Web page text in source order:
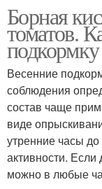
цветов
Кислота для
Кислота в
Борная
томатов.
подкормку
Весенние
соблюдения
состав чаще
виде
утренние часы
активности.
можно в любые